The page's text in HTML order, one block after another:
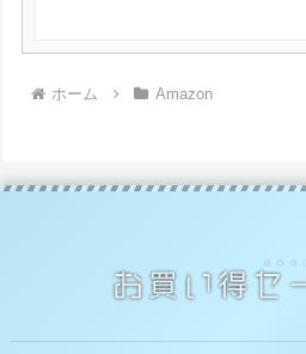
ホーム Amazon